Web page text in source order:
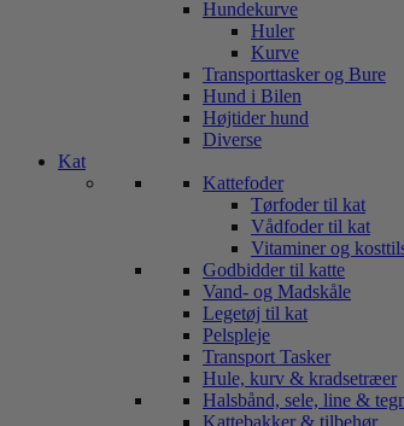
Hundekurve
Huler
Kurve
Transporttasker og Bure
Hund i Bilen
Højtider hund
Diverse
Kat
Kattefoder
Tørfoder til kat
Vådfoder til kat
Vitaminer og
Godbidder til katte
Vand- og Madskåle
Legetøj til kat
Pelspleje
Transport Tasker
Hule, kurv & kradsetræer
Halsbånd, sele, line &
Kattebakker & tilbehør